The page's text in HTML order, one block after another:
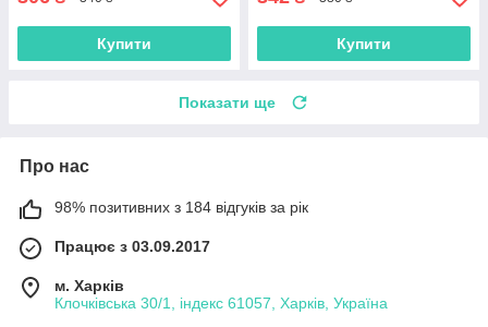
Купити Купити
Показати ще
Про нас
98% позитивних з 184 відгуків за рік
Працює з 03.09.2017
м. Харків
Клочківська 30/1, індекс 61057, Харків, Україна